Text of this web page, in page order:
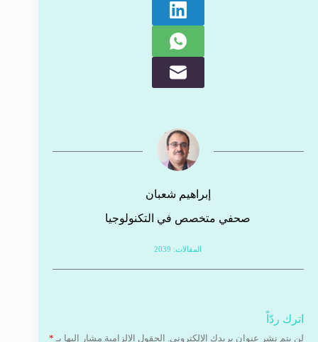
إبراهيم شعبان
صحفي متخصص في التكنولوجيا
المقالات: 2039
اترك ردّاً
لن يتم نشر عنوان بريدك الإلكتروني. الحقول الإلزامية مشار إليها بـ *